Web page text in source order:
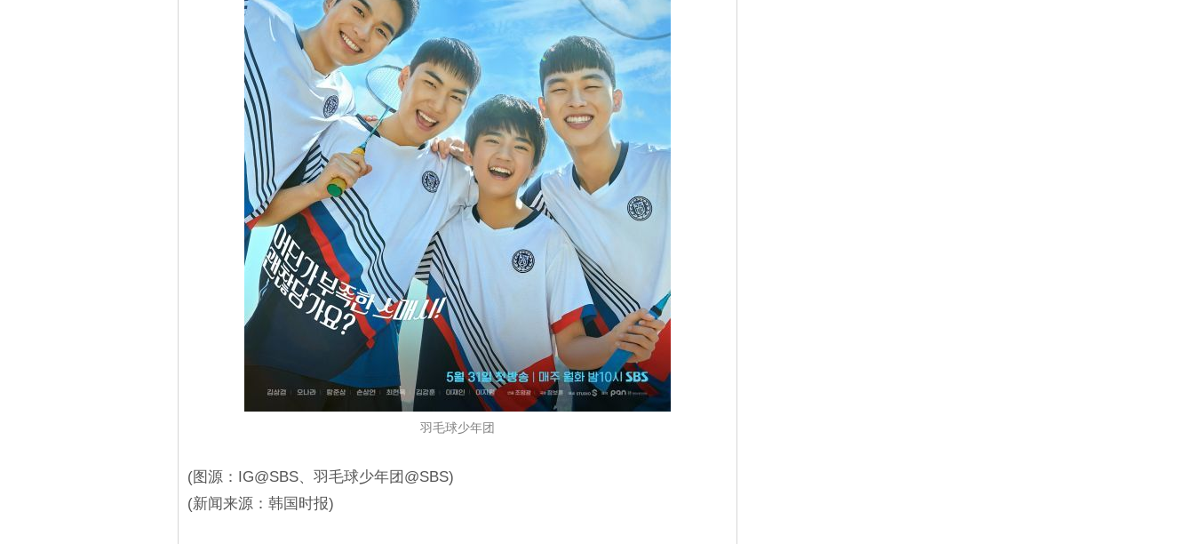
羽毛球少年团
(图源：IG@SBS、羽毛球少年团@SBS)
(新闻来源：韩国时报)